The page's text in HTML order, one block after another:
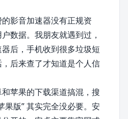
影音加速器没有正规资
数据。我朋友就遇到过，
后，手机收到很多垃圾短
后来查了才知道是个人信
苹果的下载渠道搞混，搜
果版” 其实完全没必要。安